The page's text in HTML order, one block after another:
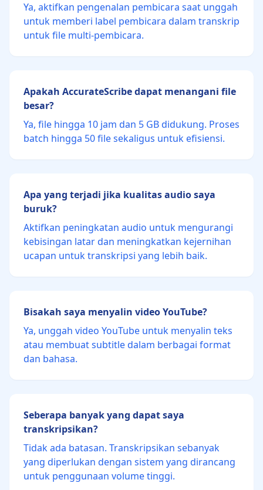
Ya, aktifkan pengenalan pembicara saat unggah
untuk memberi label pembicara dalam transkrip
untuk file multi-pembicara.
Apakah AccurateScribe dapat menangani file
besar?
Ya, file hingga 10 jam dan 5 GB didukung. Proses
batch hingga 50 file sekaligus untuk efisiensi.
Apa yang terjadi jika kualitas audio saya
buruk?
Aktifkan peningkatan audio untuk mengurangi
kebisingan latar dan meningkatkan kejernihan
ucapan untuk transkripsi yang lebih baik.
Bisakah saya menyalin video YouTube?
Ya, unggah video YouTube untuk menyalin teks
atau membuat subtitle dalam berbagai format
dan bahasa.
Seberapa banyak yang dapat saya
transkripsikan?
Tidak ada batasan. Transkripsikan sebanyak
yang diperlukan dengan sistem yang dirancang
untuk penggunaan volume tinggi.